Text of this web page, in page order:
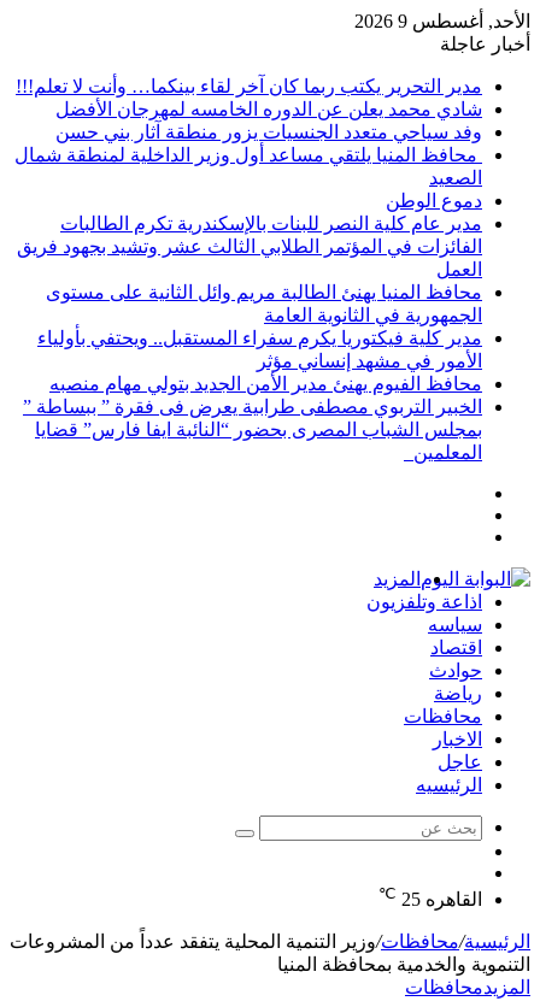
الأحد, أغسطس 9 2026
أخبار عاجلة
مدير التحرير يكتب ربما كان آخر لقاء بينكما… وأنت لا تعلم!!!
شادي محمد يعلن عن الدوره الخامسه لمهرجان الأفضل
وفد سياحي متعدد الجنسيات يزور منطقة آثار بني حسن
محافظ المنيا يلتقي مساعد أول وزير الداخلية لمنطقة شمال
الصعيد
دموع الوطن
مدير عام كلية النصر للبنات بالإسكندرية تكرم الطالبات
الفائزات في المؤتمر الطلابي الثالث عشر وتشيد بجهود فريق
العمل
محافظ المنيا يهنئ الطالبة مريم وائل الثانية على مستوى
الجمهورية في الثانوية العامة
مدير كلية فيكتوريا يكرم سفراء المستقبل.. ويحتفي بأولياء
الأمور في مشهد إنساني مؤثر
محافظ الفيوم يهنئ مدير الأمن الجديد بتولي مهام منصبه
الخبير التربوي مصطفى طرابية يعرض فى فقرة ” ببساطة ”
بمجلس الشباب المصرى بحضور “النائبة ايفا فارس” قضايا
المعلمين
المزيد
اذاعة وتلفزيون
سياسه
اقتصاد
حوادث
رياضة
محافظات
الاخبار
عاجل
الرئيسيه
بحث
عشوائي
القاهره 25
℃
الرئيسية/محافظات/وزير التنمية المحلية يتفقد عدداً من المشروعات
التنموية والخدمية بمحافظة المنيا
المزيدمحافظات